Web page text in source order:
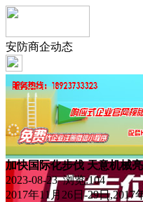
安防商企动态
加快国际化步伐 天意机械
2023-08-23 浏览:104
2017年11月26日-29日